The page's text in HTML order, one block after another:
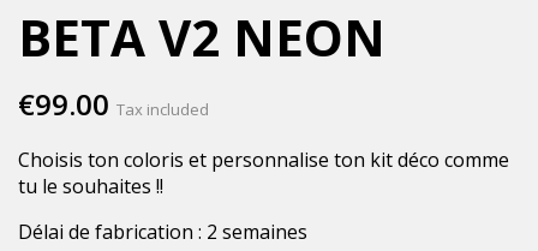
BETA V2 NEON
€99.00 Tax included
Choisis ton coloris et personnalise ton kit déco comme
tu le souhaites !!
Délai de fabrication : 2 semaines